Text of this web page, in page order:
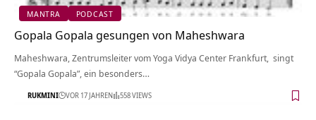
MANTRA PODCAST
Gopala Gopala gesungen von Maheshwara
Maheshwara, Zentrumsleiter vom Yoga Vidya Center Frankfurt, singt
“Gopala Gopala”, ein besonders…
RUKMINI VOR 17 JAHREN 558 VIEWS